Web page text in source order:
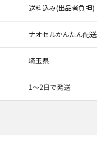
送料込み(出品者負担)
ナオセルかんたん配送
埼玉県
1〜2日で発送